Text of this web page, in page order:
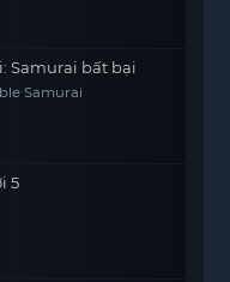
Samurai bất bại
Samurai
5